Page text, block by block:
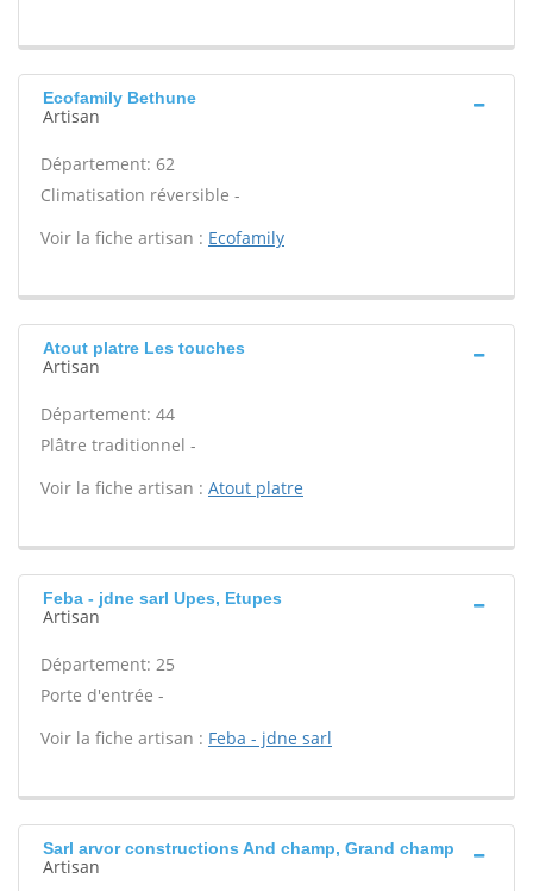
Ecofamily Bethune
Artisan
Département: 62
Climatisation réversible -
Voir la fiche artisan : Ecofamily
Atout platre Les touches
Artisan
Département: 44
Plâtre traditionnel -
Voir la fiche artisan : Atout platre
Feba - jdne sarl Upes, Etupes
Artisan
Département: 25
Porte d'entrée -
Voir la fiche artisan : Feba - jdne sarl
Sarl arvor constructions And champ, Grand champ
Artisan